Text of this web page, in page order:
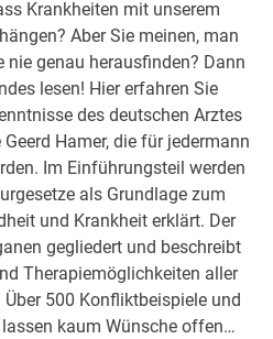
Krankheiten mit unserem
Aber Sie meinen, man
nie genau herausfinden? Dann
lesen! Hier erfahren Sie
des deutschen Arztes
Hamer, die für jedermann
Im Einführungsteil werden
als Grundlage zum
und Krankheit erklärt. Der
gegliedert und beschreibt
Therapiemöglichkeiten aller
500 Konfliktbeispiele und
kaum Wünsche offen…